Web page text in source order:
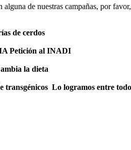
alguna de nuestras campañas, por
de cerdos
Petición al INADI
la dieta
transgénicos Lo logramos entre